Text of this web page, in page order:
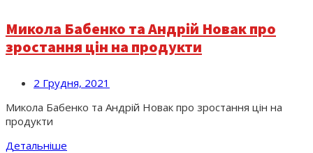
Микола Бабенко та Андрій Новак про
зростання цін на продукти
2 Грудня, 2021
Микола Бабенко та Андрій Новак про зростання цін на
продукти
Детальніше